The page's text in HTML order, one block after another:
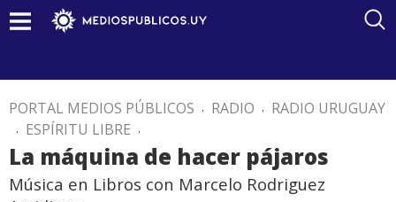
PORTAL MEDIOS PÚBLICOS . RADIO . RADIO URUGUAY
. ESPÍRITU LIBRE .
La máquina de hacer pájaros
Música en Libros con Marcelo Rodriguez